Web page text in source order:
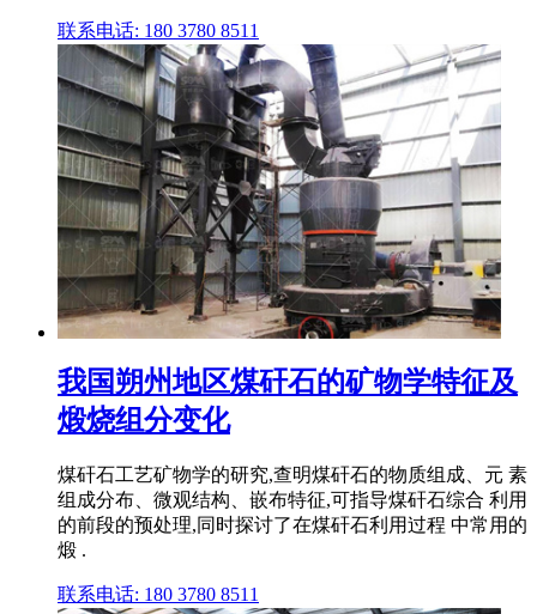
联系电话: 180 3780 8511
我国朔州地区煤矸石的矿物学特征及
煅烧组分变化
煤矸石工艺矿物学的研究,查明煤矸石的物质组成、元 素
组成分布、微观结构、嵌布特征,可指导煤矸石综合 利用
的前段的预处理,同时探讨了在煤矸石利用过程 中常用的
煅 .
联系电话: 180 3780 8511